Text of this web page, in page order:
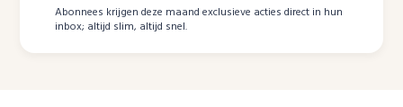
Abonnees krijgen deze maand exclusieve acties direct in hun
inbox; altijd slim, altijd snel.